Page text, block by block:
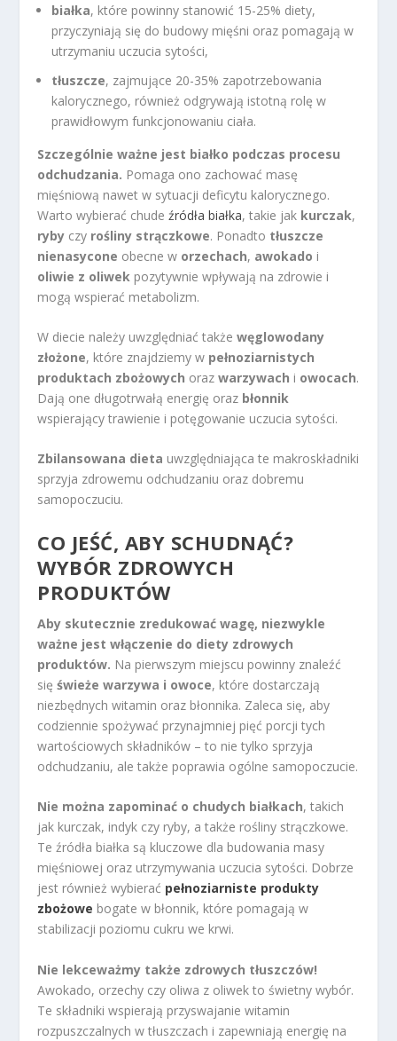
białka, które powinny stanowić 15-25% diety,
przyczyniają się do budowy mięśni oraz pomagają w
utrzymaniu uczucia sytości,
tłuszcze, zajmujące 20-35% zapotrzebowania
kalorycznego, również odgrywają istotną rolę w
prawidłowym funkcjonowaniu ciała.
Szczególnie ważne jest białko podczas procesu
odchudzania. Pomaga ono zachować masę
mięśniową nawet w sytuacji deficytu kalorycznego.
Warto wybierać chude źródła białka, takie jak kurczak,
ryby czy rośliny strączkowe. Ponadto tłuszcze
nienasycone obecne w orzechach, awokado i
oliwie z oliwek pozytywnie wpływają na zdrowie i
mogą wspierać metabolizm.
W diecie należy uwzględniać takżewęglowodany
złożone, które znajdziemy w pełnoziarnistych
produktach zbożowych orazwarzywach i owocach.
Dają one długotrwałą energię oraz błonnik
wspierający trawienie i potęgowanie uczucia sytości.
Zbilansowana dieta uwzględniająca te makroskładniki
sprzyja zdrowemu odchudzaniu oraz dobremu
samopoczuciu.
CO JEŚĆ, ABY SCHUDNĄĆ?
WYBÓR ZDROWYCH
PRODUKTÓW
Aby skutecznie zredukować wagę, niezwykle
ważne jest włączenie do diety zdrowych
produktów. Na pierwszym miejscu powinny znaleźć
sięświeże warzywa i owoce, które dostarczają
niezbędnych witamin oraz błonnika. Zaleca się, aby
codziennie spożywać przynajmniej pięć porcji tych
wartościowych składników – to nie tylko sprzyja
odchudzaniu, ale także poprawia ogólne samopoczucie.
Nie można zapominać o chudych białkach, takich
jak kurczak, indyk czy ryby, a także rośliny strączkowe.
Te źródła białka są kluczowe dla budowania masy
mięśniowej oraz utrzymywania uczucia sytości. Dobrze
jest również wybierać pełnoziarniste produkty
zbożowe bogate w błonnik, które pomagają w
stabilizacji poziomu cukru we krwi.
Nie lekceważmy także zdrowych tłuszczów!
Awokado, orzechy czy oliwa z oliwek to świetny wybór.
Te składniki wspierają przyswajanie witamin
rozpuszczalnych w tłuszczach i zapewniają energię na